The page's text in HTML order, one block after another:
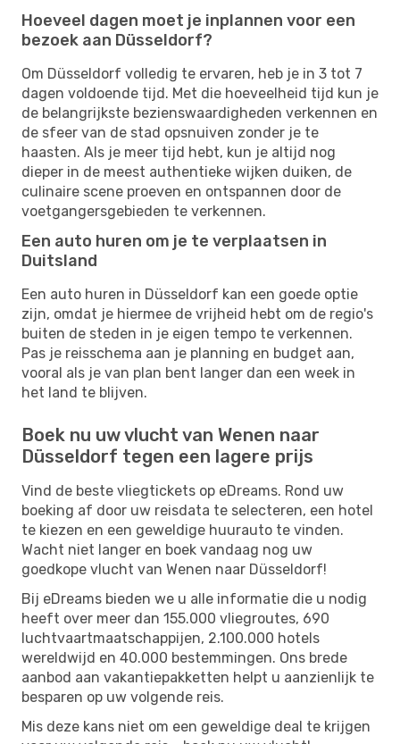
Hoeveel dagen moet je inplannen voor een
bezoek aan Düsseldorf?
Om Düsseldorf volledig te ervaren, heb je in 3 tot 7
dagen voldoende tijd. Met die hoeveelheid tijd kun je
de belangrijkste bezienswaardigheden verkennen en
de sfeer van de stad opsnuiven zonder je te
haasten. Als je meer tijd hebt, kun je altijd nog
dieper in de meest authentieke wijken duiken, de
culinaire scene proeven en ontspannen door de
voetgangersgebieden te verkennen.
Een auto huren om je te verplaatsen in
Duitsland
Een auto huren in Düsseldorf kan een goede optie
zijn, omdat je hiermee de vrijheid hebt om de regio's
buiten de steden in je eigen tempo te verkennen.
Pas je reisschema aan je planning en budget aan,
vooral als je van plan bent langer dan een week in
het land te blijven.
Boek nu uw vlucht van Wenen naar
Düsseldorf tegen een lagere prijs
Vind de beste vliegtickets op eDreams. Rond uw
boeking af door uw reisdata te selecteren, een hotel
te kiezen en een geweldige huurauto te vinden.
Wacht niet langer en boek vandaag nog uw
goedkope vlucht van Wenen naar Düsseldorf!
Bij eDreams bieden we u alle informatie die u nodig
heeft over meer dan 155.000 vliegroutes, 690
luchtvaartmaatschappijen, 2.100.000 hotels
wereldwijd en 40.000 bestemmingen. Ons brede
aanbod aan vakantiepakketten helpt u aanzienlijk te
besparen op uw volgende reis.
Mis deze kans niet om een ​​geweldige deal te krijgen